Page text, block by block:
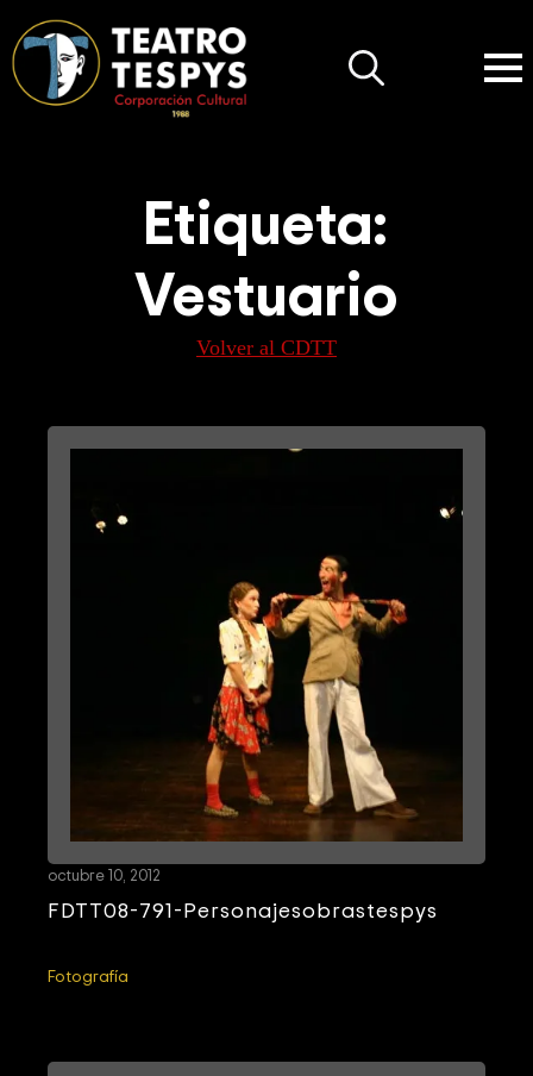
Etiqueta:
Vestuario
Volver al CDTT
FDTT08-791-Personajesobrastespys
octubre 10, 2012
Fotografía